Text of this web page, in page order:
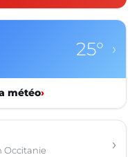
25° ›
météo›
Occitanie ›